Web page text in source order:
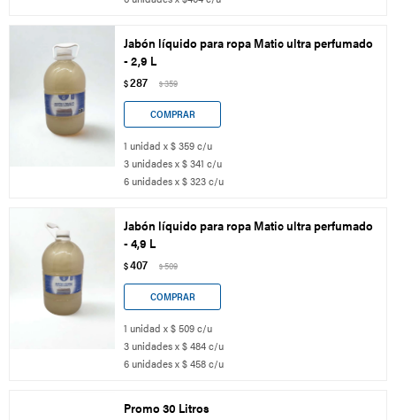
Jabón líquido para ropa Matic ultra perfumado
- 2,9 L
$287 $359
1 unidad x $ 359 c/u
3 unidades x $ 341 c/u
6 unidades x $ 323 c/u
Jabón líquido para ropa Matic ultra perfumado
- 4,9 L
$407 $509
1 unidad x $ 509 c/u
3 unidades x $ 484 c/u
6 unidades x $ 458 c/u
Promo 30 Litros